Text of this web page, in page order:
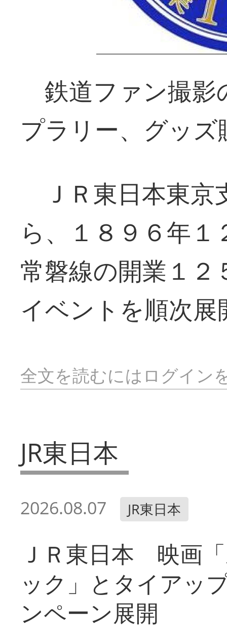
鉄道ファン撮影
プラリー、グッズ
ＪＲ東日本東京
ら、１８９６年
常磐線の開業１２
イベントを順次展
全文を読むにはログイン
JR東日本
2026.08.07 JR東日本
ＪＲ東日本 映画
ック」とタイアッ
ンペーン展開